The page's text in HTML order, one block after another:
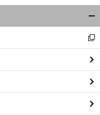
閉
る
新
し
い
ウ
ィ
ン
ド